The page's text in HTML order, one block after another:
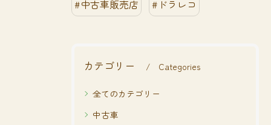
#中古車販売店 #ドラレコ
カテゴリー Categories
全てのカテゴリー
中古車